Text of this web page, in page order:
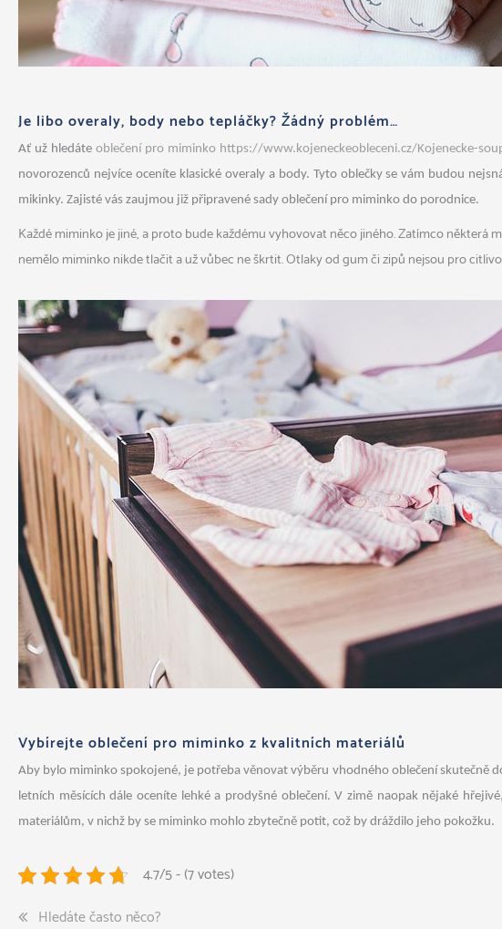
Je libo overaly, body nebo tepláčky? Žádný problém…
Ať už hledáteoblečení pro miminko https://www.kojeneckeobleceni.cz/Kojenecke-
novorozenců nejvíce oceníte klasické overaly a body. Tyto oblečky se vám budou
mikinky. Zajisté vás zaujmou již připravené sady oblečení pro miminko do porodnice.
Každé miminko je jiné, a proto bude každému vyhovovat něco jiného. Zatímco některá
nemělo miminko nikde tlačit a už vůbec ne škrtit. Otlaky od gum či zipů nejsou pro
Vybírejte oblečení pro miminko z kvalitních materiálů
Aby bylo miminko spokojené, je potřeba věnovat výběru vhodného oblečení skutečně
letních měsících dále oceníte lehké a prodyšné oblečení. V zimě naopak nějaké
materiálům, v nichž by se miminko mohlo zbytečně potit, což by dráždilo jeho pokožku.
4.7/5 - (7 votes)
Navigace
Hledáte často něco?